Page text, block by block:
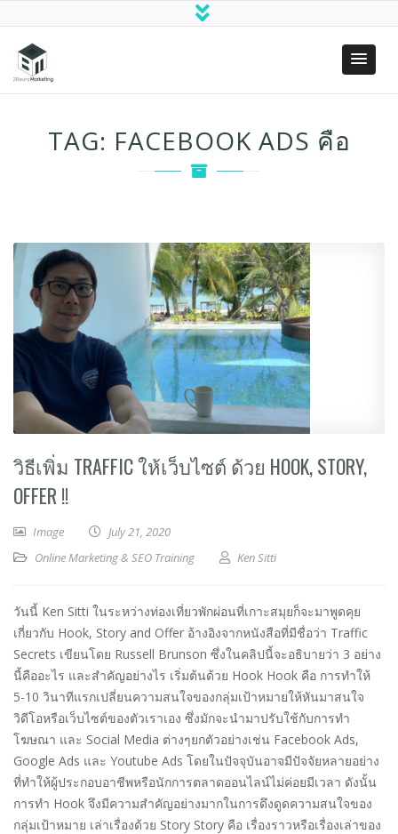
Two Bears
(SEO)
EngineTAG: FACEBOOK ADS คือ
วิธีเพิ่ม TRAFFIC ให้เว็บไซต์ ด้วย HOOK, STORY,
OFFER !!
Image
July 21, 2020
Online Marketing & SEO Training
Ken Sitti
วันนี้ Ken Sitti ในระหว่างท่องเที่ยวพักผ่อนที่เกาะสมุยก็จะมาพูดคุย
เกี่ยวกับ Hook, Story and Offer อ้างอิงจากหนังสือที่มีชื่อว่า Traffic
Secrets เขียนโดย Russell Brunson ซึ่งในคลิปนี้จะอธิบายว่า 3 อย่าง
นี้คืออะไร และสำคัญอย่างไร เริ่มต้นด้วย Hook Hook คือ การทำให้
5-10 วินาทีแรกเปลี่ยนความสนใจของกลุ่มเป้าหมายให้หันมาสนใจ
วิดีโอหรือเว็บไซต์ของตัวเราเอง ซึ่งมักจะนำมาปรับใช้กับการทำ
โฆษณา และ Social Media ต่างๆยกตัวอย่างเช่น Facebook Ads,
Google Ads และ Youtube Ads โดยในปัจจุบันอาจมีปัจจัยหลายอย่าง
ที่ทำให้ผู้ประกอบอาชีพหรือนักการตลาดออนไลน์ไม่ค่อยมีเวลา ดังนั้น
การทำ Hook จึงมีความสำคัญอย่างมากในการดึงดูดความสนใจของ
กลุ่มเป้าหมาย เล่าเรื่องด้วย Story Story คือ เรื่องราวหรือเรื่องเล่าของ